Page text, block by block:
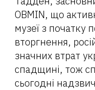
OBMIN, що
музеї з початку
вторгнення,
значних втрат
спадщині, тож
сьогодні